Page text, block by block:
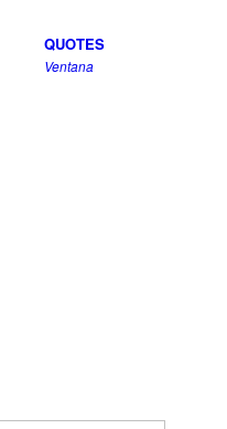
QUOTES
Ventana